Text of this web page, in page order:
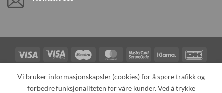
Visa
Visa
Electron
Maestro MasterCardMasterCard
2
Klarna
Card
TILBAKEKALLINGER KONTAKT OSS OM OSS
Vi bruker informasjonskapsler (cookies) for å spore trafikk og
forbedre funksjonaliteten for våre kunder. Ved å trykke